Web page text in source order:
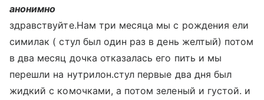
анонимно
здравствуйте.Нам три месяца мы с рождения ели
симилак ( стул был один раз в день желтый) потом
в два месяц дочка отказалась его пить и мы
перешли на нутрилон.стул первые два дня был
жидкий с комочками, а потом зеленый и густой. и